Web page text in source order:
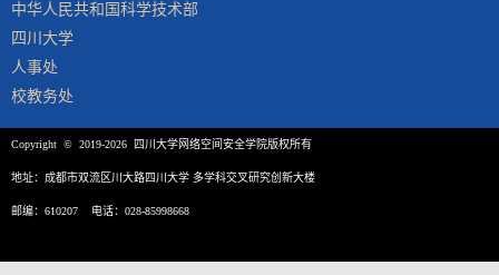
中华人民共和国科学技术部
四川大学
人事处
校教务处
Copyright © 2019-2026 四川大学网络空间安全学院版权所有
地址：成都市双流区川大路四川大学 多学科交叉研究创新大楼
邮编：610207 电话：028-85998668